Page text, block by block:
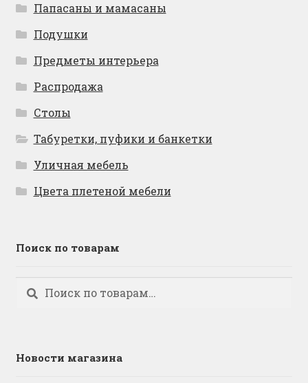
Папасаны и мамасаны
Подушки
Предметы интерьера
Распродажа
Столы
Табуретки, пуфики и банкетки
Уличная мебель
Цвета плетеной мебели
Поиск по товарам
Искать:
Поиск
Новости магазина